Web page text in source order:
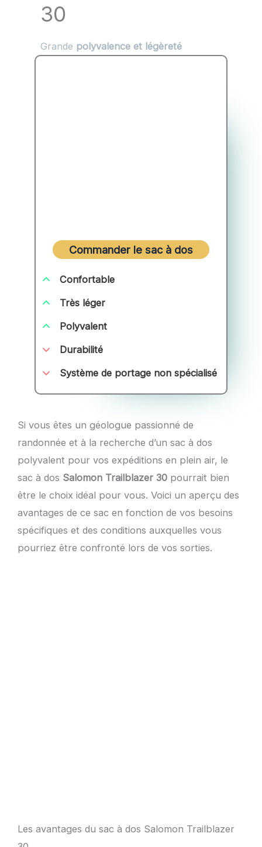
30
Grande polyvalence et légèreté
Commander le sac à dos
Confortable
Très léger
Polyvalent
Durabilité
Système de portage non spécialisé
Si vous êtes un géologue passionné de
randonnée et à la recherche d’un sac à dos
polyvalent pour vos expéditions en plein air, le
sac à dos Salomon Trailblazer 30 pourrait bien
être le choix idéal pour vous. Voici un aperçu des
avantages de ce sac en fonction de vos besoins
spécifiques et des conditions auxquelles vous
pourriez être confronté lors de vos sorties.
Les avantages du sac à dos Salomon Trailblazer